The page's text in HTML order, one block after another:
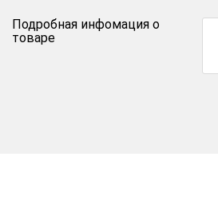
Подробная инфомация о
товаре